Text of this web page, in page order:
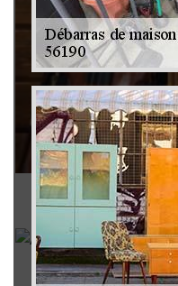
Rachat